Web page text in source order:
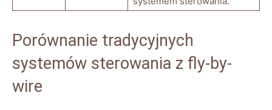
Porównanie tradycyjnych ​
systemów sterowania z fly-by-
wire